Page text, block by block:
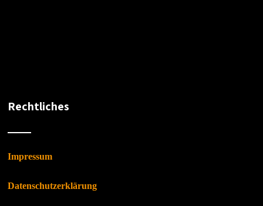
Rechtliches
Impressum
Datenschutzerklärung